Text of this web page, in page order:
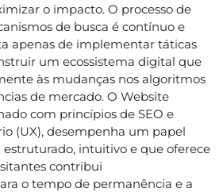
o impacto. O processo de
de busca é contínuo e
apenas de implementar táticas
um ecossistema digital que
às mudanças nos algoritmos
de mercado. O Website
com princípios de SEO e
(UX), desempenha um papel
intuitivo e que oferece
contribui
o tempo de permanência e a